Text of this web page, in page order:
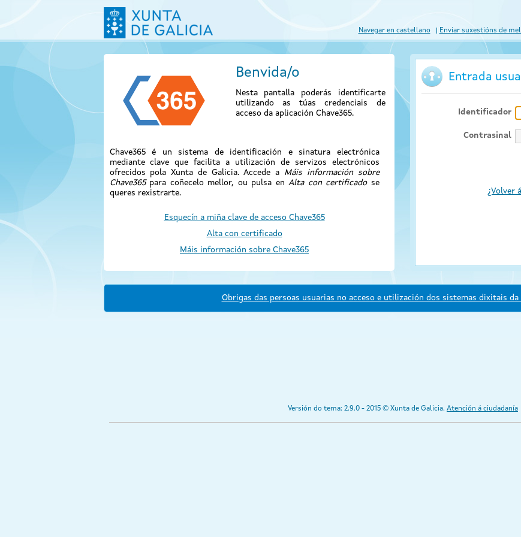
Navegar en castellano Enviar suxestións de
Benvida/o
Nesta pantalla poderás identificarte
utilizando as túas credenciais de
acceso da aplicación Chave365.
Chave365 é un sistema de identificación e sinatura electrónica
mediante clave que facilita a utilización de servizos electrónicos
ofrecidos pola Xunta de Galicia. Accede a Máis información sobre
Chave365para coñecelo mellor, ou pulsa en Alta con certificadose
queres rexistrarte.
Esquecín a miña clave de acceso Chave365
Alta con certificado
Máis información sobre Chave365
Entrada
Identificador
Contrasinal
¿Volver
Obrigas das persoas usuarias no acceso e utilización dos sistemas dixitais da
Versión do tema: 2.9.0 - 2015 © Xunta de Galicia. Atención á ciudadanía